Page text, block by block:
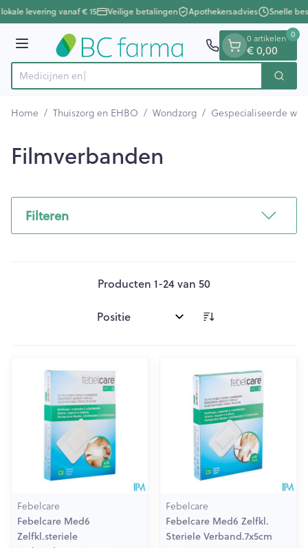
Ga naar de inhoud
1 van 1
levering vanaf € 15 Veilige betalingen Apothekersadvies Snelle
Menu
Product, merk, categorie... Zoek
0 artikelen
€ 0,00
0
Home / Thuiszorg en EHBO / Wondzorg / Gespecialiseerde
Filmverbanden
Filteren
Producten 1-24van 50
Sorteer op:
Febelcare
Febelcare Med6
Zelfkl.steriele
Febelcare
Febelcare Med6 Zelfkl.
Steriele Verband.7x5cm